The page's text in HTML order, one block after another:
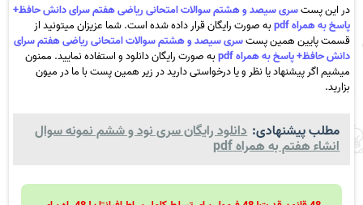
در این پستسری سیصد و هشتم سوالات امتحانی ریاضی هفتم سرای دانش حافظ+
پاسخ به همراه pdf
به صورت رایگان قرار داده شده است. شما عزیزان میتونید از
قسمت پایین همین پستسری سیصد و هشتم سوالات امتحانی ریاضی هفتم سرای
دانش حافظ+ پاسخ به همراه pdf
به صورت رایگان دانلود و استفاده نمایید. ممنون
میشیم اگر پیشنهاد یا نظر و یا درخواستی دارید در زیر همین پست با ما در میون
بزارید.
مطلب پیشنهادی: دانلود رایگان سری نود و ششم نمونه سوال
انشاء هفتم به همراه pdf